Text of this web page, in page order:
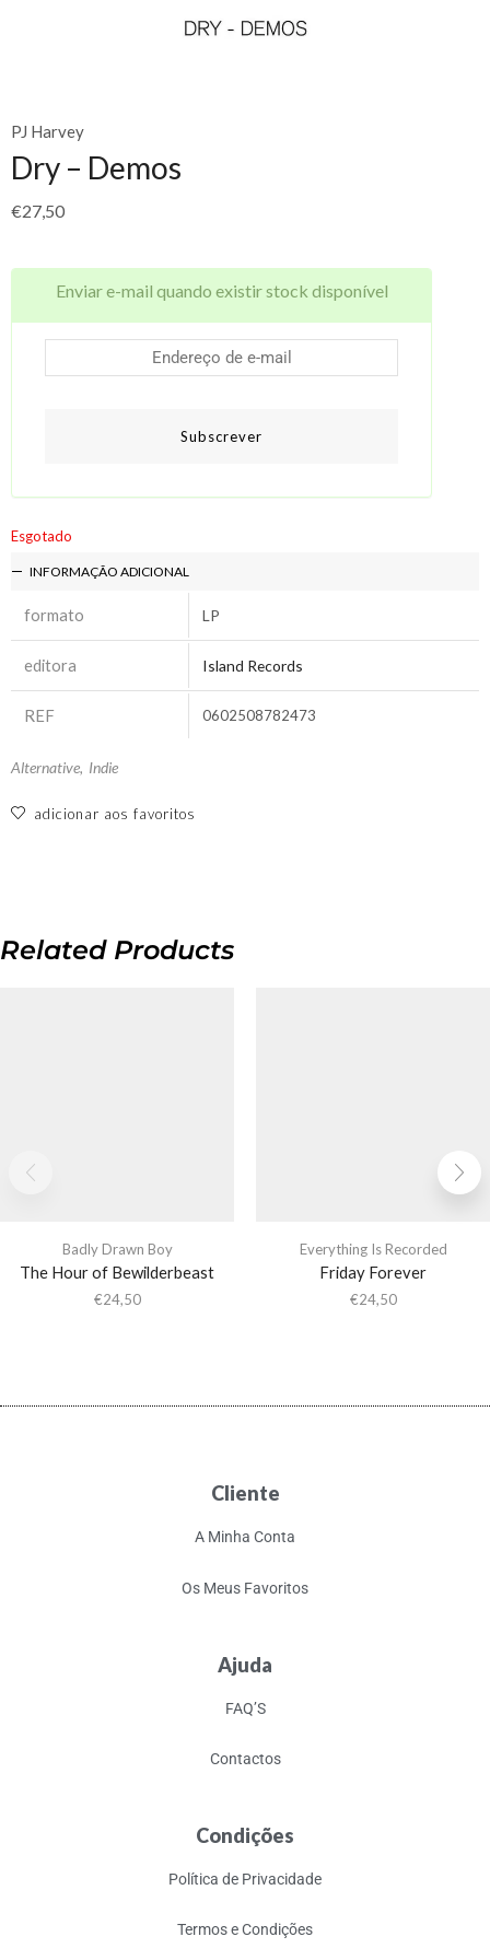
PJ Harvey
Dry – Demos
€27,50
Enviar e-mail quando existir stock disponível
Subscrever
Esgotado
INFORMAÇÃO ADICIONAL
formato LP
editora Island Records
REF 0602508782473
Alternative, Indie
adicionar aos favoritos
Related Products
Badly Drawn Boy
The Hour of Bewilderbeast
€24,50
Everything Is Recorded
Friday Forever
€24,50
Cliente
A Minha Conta
Os Meus Favoritos
Ajuda
FAQ’S
Contactos
Condições
Política de Privacidade
Termos e Condições